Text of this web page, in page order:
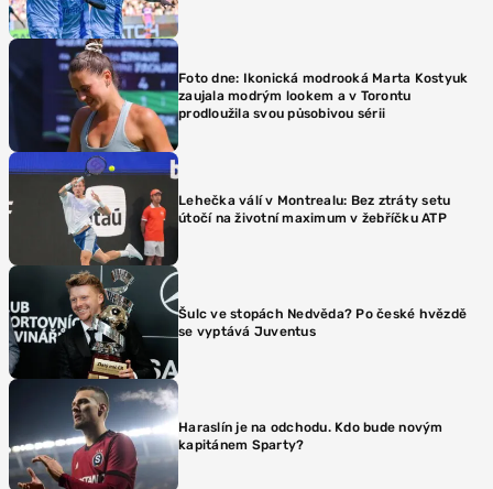
Foto dne: Ikonická modrooká Marta Kostyuk
zaujala modrým lookem a v Torontu
prodloužila svou působivou sérii
Lehečka válí v Montrealu: Bez ztráty setu
útočí na životní maximum v žebříčku ATP
Šulc ve stopách Nedvěda? Po české hvězdě
se vyptává Juventus
Haraslín je na odchodu. Kdo bude novým
kapitánem Sparty?